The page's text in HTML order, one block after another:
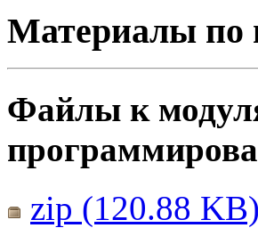
Материалы по
Файлы к
zip (120.88 KB)